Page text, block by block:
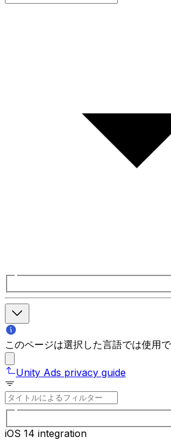
このページは選択した言語では使用で
Unity Ads privacy guide
iOS 14 integration